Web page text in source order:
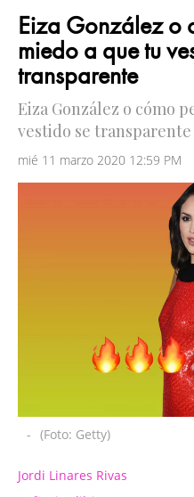
Eiza González o
miedo a que tu
transparente
Eiza González o cómo
vestido se transparente
mié 11 marzo 2020 12:59 PM
- (Foto: Getty)
Jordi Linares Rivas